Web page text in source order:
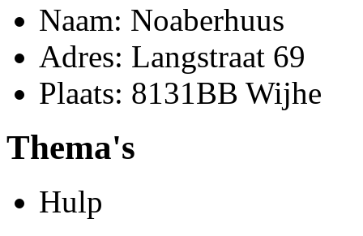
Naam: Noaberhuus
Adres: Langstraat 69
Plaats: 8131BB Wijhe
Thema's
Hulp